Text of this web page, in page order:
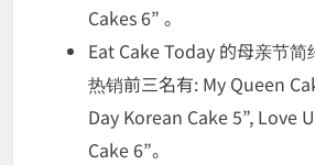
Cakes 6” 。
Eat Cake Today 的母亲节简
热销前三名有: My Queen
Day Korean Cake 5”, Love
Cake 6”。